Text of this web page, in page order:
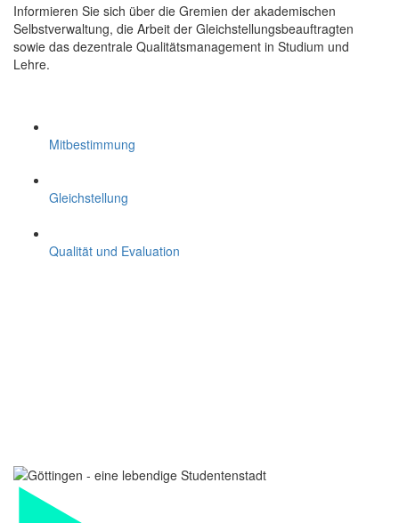
Informieren Sie sich über die Gremien der akademischen
Selbstverwaltung, die Arbeit der Gleichstellungsbeauftragten
sowie das dezentrale Qualitätsmanagement in Studium und
Lehre.
Mitbestimmung
Gleichstellung
Qualität und Evaluation